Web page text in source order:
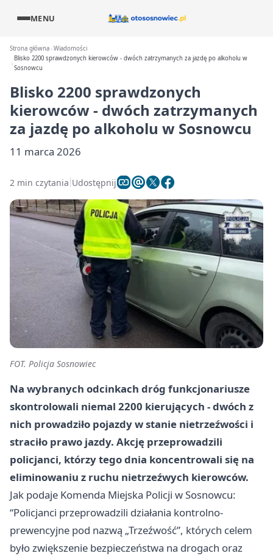
MENU
Strona główna Wiadomości
Blisko 2200 sprawdzonych kierowców - dwóch zatrzymanych za jazdę po alkoholu w
Sosnowcu
Blisko 2200 sprawdzonych
kierowców - dwóch zatrzymanych
za jazdę po alkoholu w Sosnowcu
11 marca 2026
2 min czytania Udostępnij
FOT. Policja Sosnowiec
Na wybranych odcinkach dróg funkcjonariusze
skontrolowali niemal 2200 kierujących - dwóch z
nich prowadziło pojazdy w stanie nietrzeźwości i
straciło prawo jazdy. Akcję przeprowadzili
policjanci, którzy tego dnia koncentrowali się na
eliminowaniu z ruchu nietrzeźwych kierowców.
Jak podaje Komenda Miejska Policji w Sosnowcu:
“Policjanci przeprowadzili działania kontrolno-
prewencyjne pod nazwą „Trzeźwość”, których celem
było zwiększenie bezpieczeństwa na drogach oraz